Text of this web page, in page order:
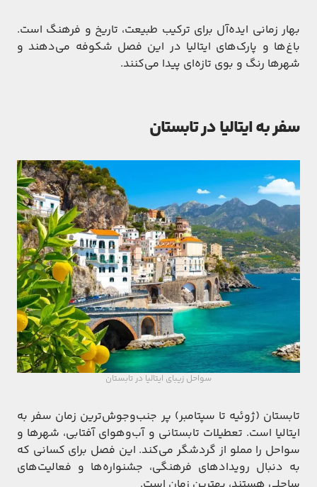
بهار زمانی ایده‌آل برای ترکیب طبیعت، تاریخ و فرهنگ است.
باغ‌ها و پارک‌های ایتالیا در این فصل شکوفه می‌دهند و
شهرها رنگ و بوی تازه‌ای پیدا می‌کنند.
سفر به ایتالیا در تابستان
سواحل زیبای ایتالیا در تابستان
تابستان (ژوئیه تا سپتامبر) پر جنب‌و‌جوش‌ترین زمان سفر به
ایتالیا است. تعطیلات تابستانی و آب‌و‌هوای آفتابی، شهرها و
سواحل را مملو از گردشگر می‌کند. این فصل برای کسانی که
به دنبال رویدادهای فرهنگی، جشنواره‌ها و فعالیت‌های